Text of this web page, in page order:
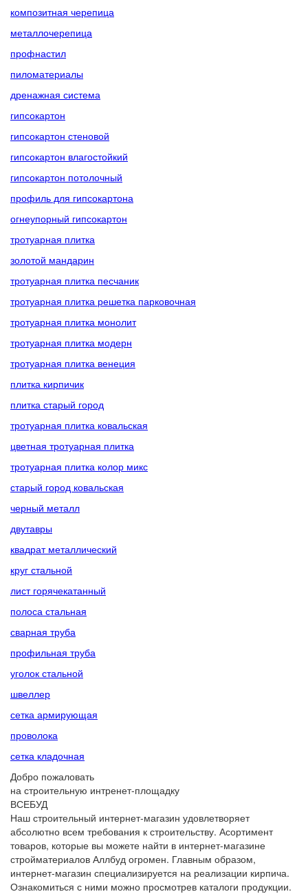
композитная черепица
металлочерепица
профнастил
пиломатериалы
дренажная система
гипсокартон
гипсокартон стеновой
гипсокартон влагостойкий
гипсокартон потолочный
профиль для гипсокартона
огнеупорный гипсокартон
тротуарная плитка
золотой мандарин
тротуарная плитка песчаник
тротуарная плитка решетка парковочная
тротуарная плитка монолит
тротуарная плитка модерн
тротуарная плитка венеция
плитка кирпичик
плитка старый город
тротуарная плитка ковальская
цветная тротуарная плитка
тротуарная плитка колор микс
старый город ковальская
черный металл
двутавры
квадрат металлический
круг стальной
лист горячекатанный
полоса стальная
сварная труба
профильная труба
уголок стальной
швеллер
сетка армирующая
проволока
сетка кладочная
Добро пожаловать
на строительную интренет-площадку
ВСЕБУД
Наш строительный интернет-магазин удовлетворяет
абсолютно всем требования к строительству. Асортимент
товаров, которые вы можете найти в интернет-магазине
стройматериалов Аллбуд огромен. Главным образом,
интернет-магазин специализируется на реализации кирпича.
Ознакомиться с ними можно просмотрев каталоги продукции.